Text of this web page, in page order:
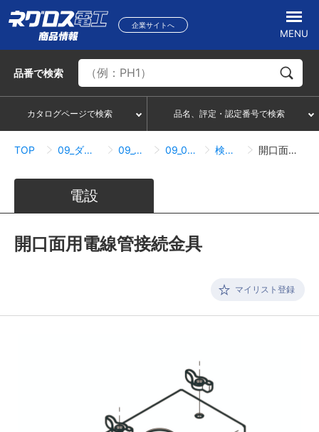
企業サイトへ
MENU
品番で検索
カタログページで検索 品名、評定・認定番号で検索
TOP 09_ダクト・メタルモール 09_02_DP7タイプ 09_02_06_接続関連 検索結果一覧 開口面用電線管接続金具
電設
開口面用電線管接続金具
マイリスト登録